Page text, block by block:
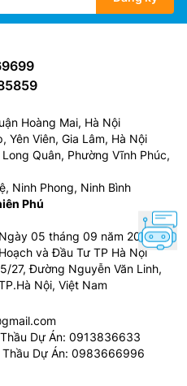
Hoàng Mai, Hà Nội
Yên Viên, Gia Lâm, Hà Nội
Quân, Phường Vĩnh Phúc,
Ninh Phong, Ninh Bình
Phú
05 tháng 09 năm 2024
và Đầu Tư TP Hà Nội
27, Đường Nguyễn Văn Linh,
Nội, Việt Nam
Dự Án: 0913836633
Dự Án: 0983666996